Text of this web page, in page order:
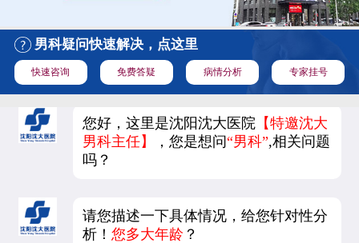
男科疑问快速解决，点这里
快速咨询 免费答疑 病情分析 专家挂号
您好，这里是沈阳沈大医院 【特邀沈大
男科主任】
，您是想问“男科”,相关问题
吗？
请您描述一下具体情况，给您针对性分
析！您多大年龄 ？